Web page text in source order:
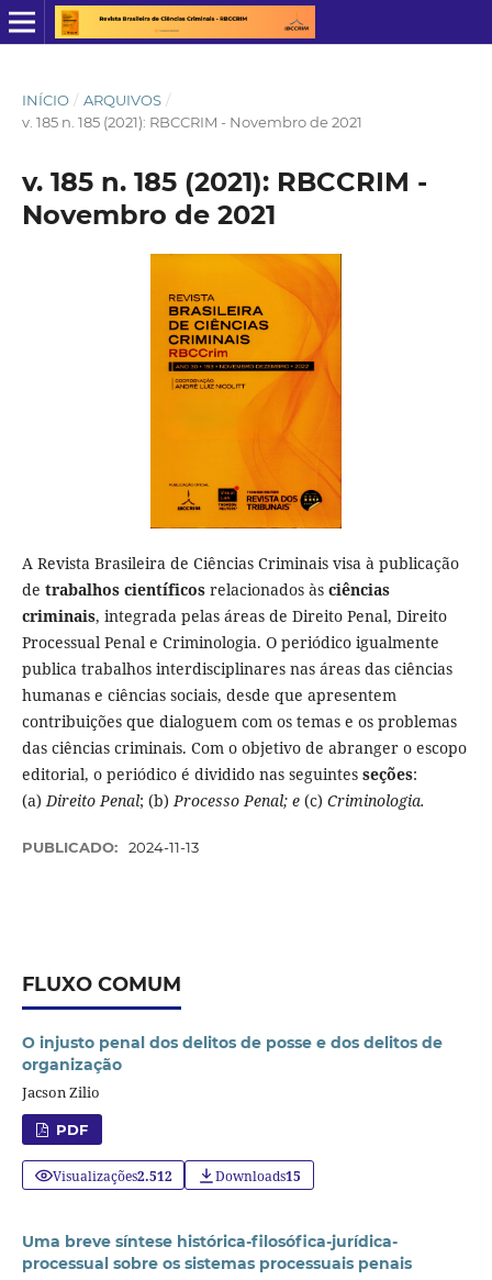
INÍCIO / ARQUIVOS /
v. 185 n. 185 (2021): RBCCRIM - Novembro de 2021
v. 185 n. 185 (2021): RBCCRIM -
Novembro de 2021
A Revista Brasileira de Ciências Criminais visa à publicação
de trabalhos científicosrelacionados às ciências
criminais, integrada pelas áreas de Direito Penal, Direito
Processual Penal e Criminologia. O periódico igualmente
publica trabalhos interdisciplinares nas áreas das ciências
humanas e ciências sociais, desde que apresentem
contribuições que dialoguem com os temas e os problemas
das ciências criminais. Com o objetivo de abranger o escopo
editorial, o periódico é dividido nas seguintes seções:
(a) Direito Penal; (b)Processo Penal; e (c) Criminologia.
PUBLICADO: 2024-11-13
FLUXO COMUM
O injusto penal dos delitos de posse e dos delitos de
organização
Jacson Zilio
PDF
Visualizações2.512 Downloads15
Uma breve síntese histórica-filosófica-jurídica-
processual sobre os sistemas processuais penais